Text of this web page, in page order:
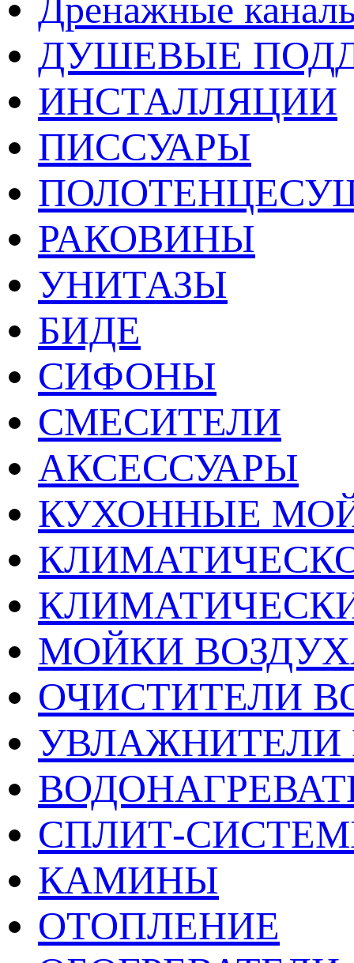
Дренажные
ДУШЕВЫЕ
ИНСТАЛЛЯЦИИ
ПИССУАРЫ
РАКОВИНЫ
УНИТАЗЫ
БИДЕ
СИФОНЫ
СМЕСИТЕЛИ
АКСЕССУАРЫ
КУХОННЫЕ
МОЙКИ
ОЧИСТИТЕЛИ
УВЛАЖНИТЕЛИ
СПЛИТ-
КАМИНЫ
ОТОПЛЕНИЕ